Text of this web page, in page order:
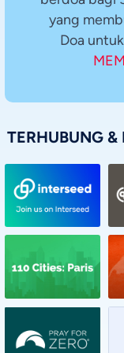
yang
Doa
TERHUBUNG &